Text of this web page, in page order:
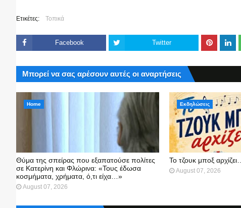
Ετικέτες: Τοπικά
Facebook Twitter
Μπορεί να σας αρέσουν αυτές οι αναρτήσεις
Home
Θύμα της σπείρας που εξαπατούσε πολίτες
σε Κατερίνη και Φλώρινα: «Τους έδωσα
κοσμήματα, χρήματα, ό,τι είχα…»
August 07, 2026
Εκδηλώσεις
Το τζουκ μπoξ αρχίζει…
August 07, 2026